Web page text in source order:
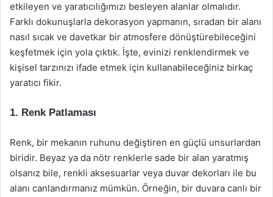
etkileyen ve yaratıcılığımızı besleyen alanlar olmalıdır.
Farklı dokunuşlarla dekorasyon yapmanın, sıradan bir alanı
nasıl sıcak ve davetkar bir atmosfere dönüştürebileceğini
keşfetmek için yola çıktık. İşte, evinizi renklendirmek ve
kişisel tarzınızı ifade etmek için kullanabileceğiniz birkaç
yaratıcı fikir.
1. Renk Patlaması
Renk, bir mekanın ruhunu değiştiren en güçlü unsurlardan
biridir. Beyaz ya da nötr renklerle sade bir alan yaratmış
olsanız bile, renkli aksesuarlar veya duvar dekorları ile bu
alanı canlandırmanız mümkün. Örneğin, bir duvara canlı bir